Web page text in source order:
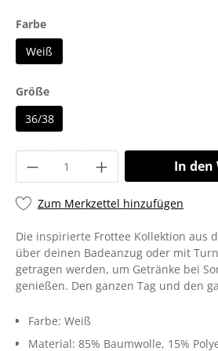
Farbe
Weiß
Größe
36/38
In den
Zum Merkzettel hinzufügen
Die inspirierte Frottee Kollektion aus
über deinen Badeanzug oder mit
getragen werden, um Getränke bei
genießen. Den ganzen Tag und den
Farbe: Weiß
Material: 85% Baumwolle, 15%